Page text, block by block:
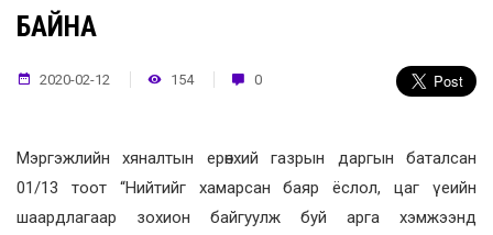
БАЙНА
2020-02-12 154 0
Мэргэжлийн хяналтын ерөнхий газрын даргын баталсан
01/13 тоот “Нийтийг хамарсан баяр ёслол, цаг үеийн
шаардлагаар зохион байгуулж буй арга хэмжээнд